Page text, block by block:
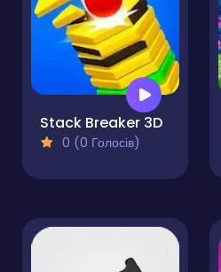
Stack Breaker 3D
0 (0 Голосів)